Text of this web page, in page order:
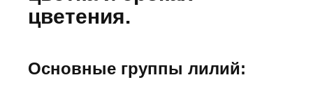
цветения.
Основные группы лилий: